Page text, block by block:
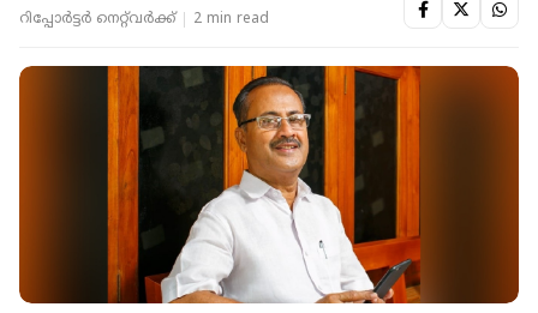
റിപ്പോർട്ടർ നെറ്റ്‌വര്‍ക്ക്‌ 2 min read